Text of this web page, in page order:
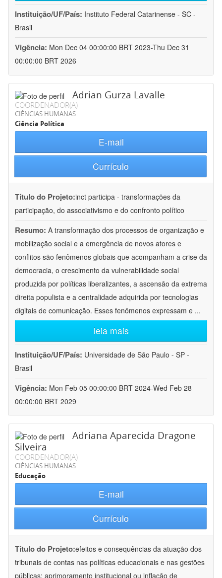
Instituição/UF/País: Instituto Federal Catarinense - SC -
Brasil
Vigência: Mon Dec 04 00:00:00 BRT 2023-Thu Dec 31
00:00:00 BRT 2026
Adrian Gurza Lavalle
COORDENADOR(A)
CIÊNCIAS HUMANAS
Ciência Política
E-mail
Currículo
Título do Projeto:inct participa - transformações da
participação, do associativismo e do confronto político
Resumo: A transformação dos processos de organização e
mobilização social e a emergência de novos atores e
conflitos são fenômenos globais que acompanham a crise da
democracia, o crescimento da vulnerabilidade social
produzida por políticas liberalizantes, a ascensão da extrema
direita populista e a centralidade adquirida por tecnologias
digitais de comunicação. Esses fenômenos expressam e ...
leia mais
Instituição/UF/País: Universidade de São Paulo - SP -
Brasil
Vigência: Mon Feb 05 00:00:00 BRT 2024-Wed Feb 28
00:00:00 BRT 2029
Adriana Aparecida Dragone
Silveira
COORDENADOR(A)
CIÊNCIAS HUMANAS
Educação
E-mail
Currículo
Título do Projeto:efeitos e consequências da atuação dos
tribunais de contas nas políticas educacionais e nas gestões
públicas: aprimoramento institucional ou inflação de